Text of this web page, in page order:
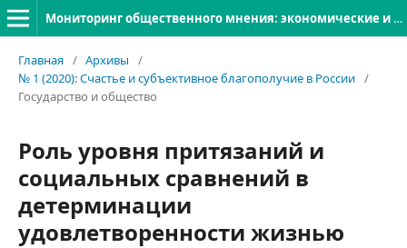
Мониторинг общественного мнения: экономические и социальные перемены
Главная / Архивы
/
№ 1 (2020): Счастье и субъективное благополучие в России /
Государство и общество
Роль уровня притязаний и
социальных сравнений в
детерминации
удовлетворенности жизнью